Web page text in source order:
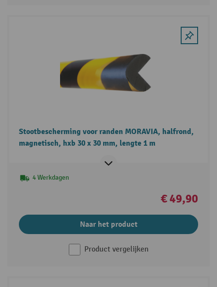
Stootbescherming voor randen MORAVIA, halfrond,
magnetisch, hxb 30 x 30 mm, lengte 1 m
4 Werkdagen
€ 49,90
Naar het product
Product vergelijken